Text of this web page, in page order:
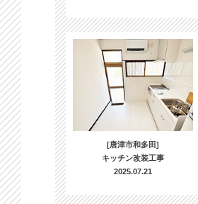
[唐津市和多田]
キッチン改装工事
2025.07.21